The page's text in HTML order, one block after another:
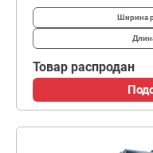
Ширина
Товар распродан